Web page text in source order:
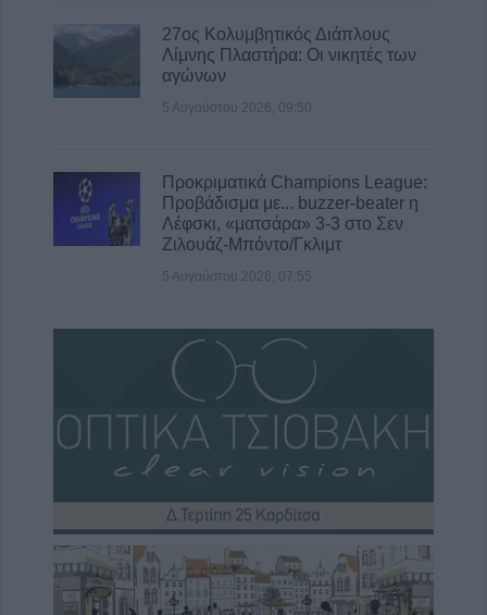
27ος Κολυμβητικός Διάπλους
Λίμνης Πλαστήρα: Οι νικητές των
αγώνων
5 Αυγούστου 2026, 09:50
Προκριματικά Champions League:
Προβάδισμα με... buzzer-beater η
Λέφσκι, «ματσάρα» 3-3 στο Σεν
Ζιλουάζ-Μπόντο/Γκλιμτ
5 Αυγούστου 2026, 07:55